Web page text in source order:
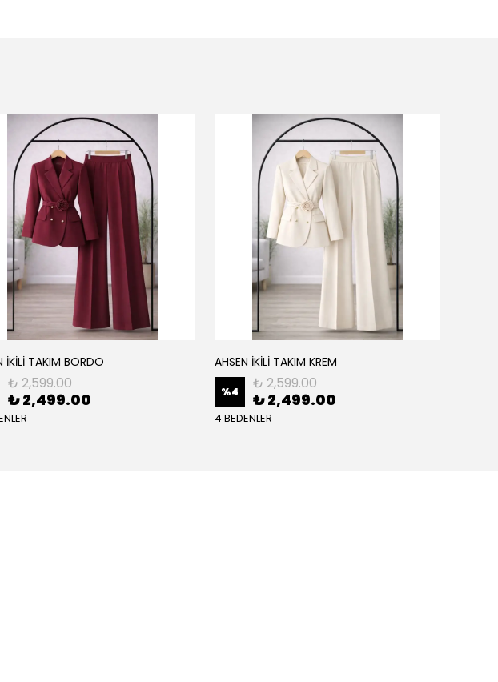
İKİLİ TAKIM BORDO
₺ 2,599.00
₺ 2,499.00
AHSEN İKİLİ TAKIM KREM
%4 ₺ 2,599.00
₺ 2,499.00
4 BEDENLER